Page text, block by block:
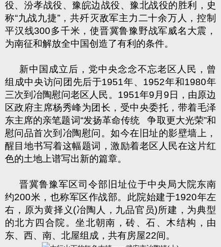
役、汾孝战役、豫皖边战役、豫北战役的胜利，史
称“九战九捷”，共歼灭敌军主力二十余万人，控制
平汉线300多千米，使晋冀鲁豫野战军威名大震，
为南征和解放全中国创造了有利的条件。
新中国成立后，党中央念念不忘老区人民，曾
组成中央访问团先后于1951年、 1952年和1980年
三次到冶陶慰问老区人民。 1951年9 月 9 日，由原边
区政府主席杨秀峰为团长，受中央委托，带着毛泽
东主席的亲笔题词“发扬革命传统 争取更大光荣”和
慰问品首次到冶陶慰问。如今在旧址的影壁墙上，
醒目地书写着这幅题词，激励着老区人民在这片红
色的土地上谱写出新的篇章。
晋冀鲁豫军区司令部旧址位于中央局大院东南
约200米，也称军区作战部。此院始建于1920年左
右，原为黄择义(冶陶人，九品官员)所建，为典型
的北方四合院。坐北朝南，砖、石、木结构，由
东、西、南、北屋组成，共有房屋22间。